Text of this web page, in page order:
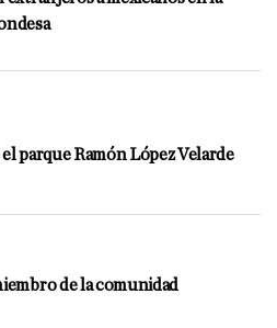
parque Ramón López Velarde
de la comunidad